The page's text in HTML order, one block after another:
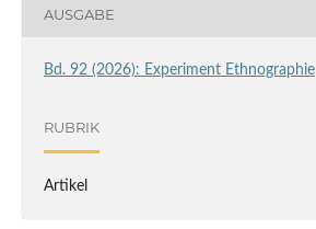
AUSGABE
Bd. 92 (2026): Experiment Ethnographie
RUBRIK
Artikel